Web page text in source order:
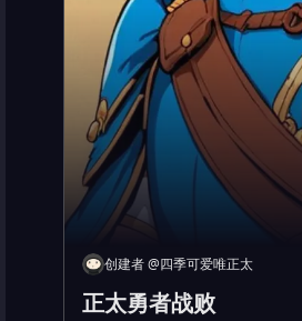
创建者@四季可爱唯正太
正太勇者战败